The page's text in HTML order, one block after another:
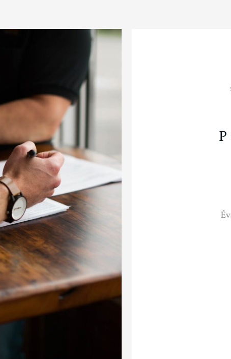
de la situation financière actuelle et
de tous les investissements liés à la
famille.